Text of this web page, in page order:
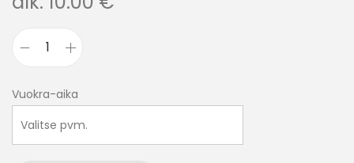
Vuokra-aika